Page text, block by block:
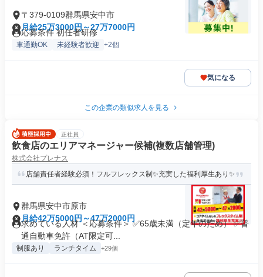
〒379-0109群馬県安中市
月給25万3000円～27万7000円
応募条件 初任者研修
車通勤OK 未経験者歓迎 +2個
気になる
この企業の類似求人を見る
正社員
飲食店のエリアマネージャー候補(複数店舗管理)
株式会社プレナス
店舗責任者経験必須！フルフレックス制✨充実した福利厚生あり✨
群馬県安中市原市
月給42万5000円～47万2000円
求めている人材 ＜応募条件＞ ✅65歳未満（定年のため） ✅普
通自動車免許（AT限定可...
制服あり ランチタイム +29個